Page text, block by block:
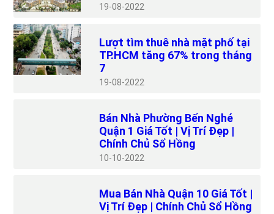
19 08-2022
Lượt tìm thuê nhà mặt phố tại
TP.HCM tăng 67% trong tháng
7
19 08-2022
Bán Nhà Phường Bến Nghé
Quận 1 Giá Tốt | Vị Trí Đẹp |
Chính Chủ Sổ Hồng
10 10-2022
Mua Bán Nhà Quận 10 Giá Tốt |
Vị Trí Đẹp | Chính Chủ Sổ Hồng